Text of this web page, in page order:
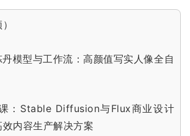
模型与工作流：高颜值写实人像全自
：Stable Diffusion与Flux商业设计
内容生产解决方案